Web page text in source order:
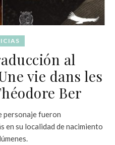
al
vie dans les
Ber
personaje fueron
en su localidad de nacimiento